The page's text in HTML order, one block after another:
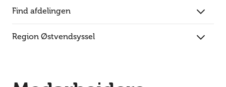
Find afdelingen
Region Østvendsyssel